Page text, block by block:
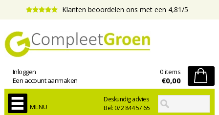
Klanten beoordelen ons met een 4,81/5
Deskundig advies
Bel: 072 844 57 65
Inloggen
Een account aanmaken
0 items
€0,00
MENU